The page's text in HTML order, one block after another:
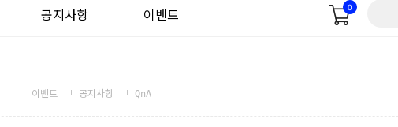
공지사항 이벤트 0
이벤트 공지사항 QnA